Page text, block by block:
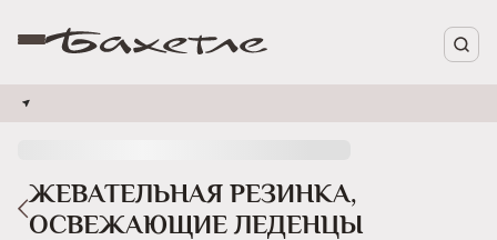
ЖЕВАТЕЛЬНАЯ РЕЗИНКА,
ОСВЕЖАЮЩИЕ ЛЕДЕНЦЫ